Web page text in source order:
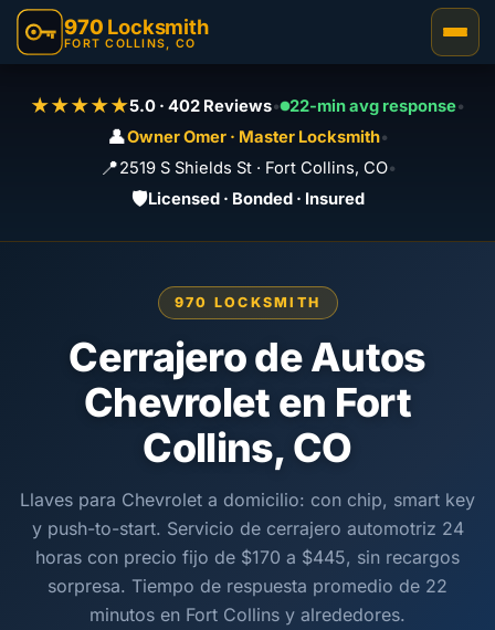
970 Locksmith
FORT COLLINS, CO
★★★★★5.0 · 402 Reviews• 22-min avg response•
👤Owner Omer · Master Locksmith•
📍2519 S Shields St · Fort Collins, CO•
🛡️Licensed · Bonded · Insured
970 LOCKSMITH
Cerrajero de Autos
Chevrolet en Fort
Collins, CO
Llaves para Chevrolet a domicilio: con chip, smart key
y push-to-start. Servicio de cerrajero automotriz 24
horas con precio fijo de $170 a $445, sin recargos
sorpresa. Tiempo de respuesta promedio de 22
minutos en Fort Collins y alrededores.